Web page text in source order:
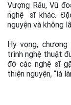
Vượng Râu, Vũ
nghệ sĩ khác.
nguyện và không
Hy vọng,
trình nghệ thuật
đỡ các nghệ sĩ
thiện nguyện, “lá